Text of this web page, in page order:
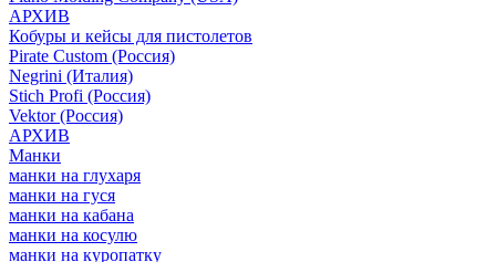
АРХИВ
Кобуры и кейсы для пистолетов
Pirate Custom (Россия)
Negrini (Италия)
Stich Profi (Россия)
Vektor (Россия)
АРХИВ
Манки
манки на глухаря
манки на гуся
манки на кабана
манки на косулю
манки на куропатку